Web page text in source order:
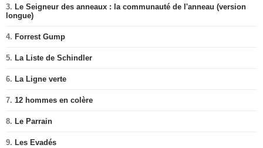
3. Le Seigneur des anneaux : la communauté de l'anneau (version
longue)
4. Forrest Gump
5. La Liste de Schindler
6. La Ligne verte
7. 12 hommes en colère
8. Le Parrain
9. Les Evadés